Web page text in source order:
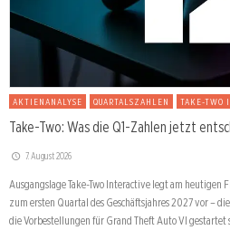
AKTIENANALYSE QUARTALSZAHLEN TAKE-TWO
Take-Two: Was die Q1-Zahlen jetzt
7. August 2026
Ausgangslage Take-Two Interactive legt am heutigen
zum ersten Quartal des Geschäftsjahres 2027 vor –
die Vorbestellungen für Grand Theft Auto VI